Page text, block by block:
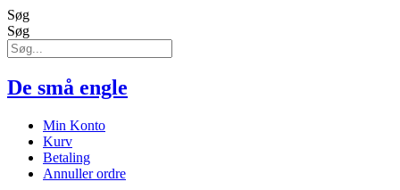
Søg
Søg
De små engle
Min Konto
Kurv
Betaling
Annuller ordre